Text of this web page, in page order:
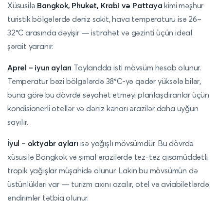
Xüsusilə Bangkok, Phuket, Krabi və Pattaya kimi məşhur
turistik bölgələrdə dəniz sakit, hava temperaturu isə 26–
32°C arasında dəyişir — istirahət və gəzinti üçün ideal
şərait yaranır.
Aprel – iyun ayları Taylandda isti mövsüm hesab olunur.
Temperatur bəzi bölgələrdə 38°C-yə qədər yüksələ bilər,
buna görə bu dövrdə səyahət etməyi planlaşdıranlar üçün
kondisionerli otellər və dəniz kənarı ərazilər daha uyğun
sayılır.
İyul – oktyabr ayları isə yağışlı mövsümdür. Bu dövrdə
xüsusilə Bangkok və şimal ərazilərdə tez-tez qısamüddətli
tropik yağışlar müşahidə olunur. Lakin bu mövsümün də
üstünlükləri var — turizm axını azalır, otel və aviabiletlərdə
endirimlər tətbiq olunur.